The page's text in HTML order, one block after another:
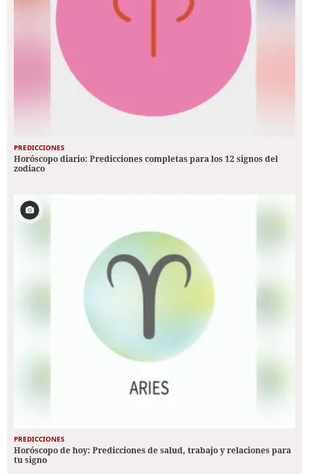
PREDICCIONES
Horóscopo diario: Predicciones completas para los 12 signos del
zodiaco
PREDICCIONES
Horóscopo de hoy: Predicciones de salud, trabajo y relaciones para
tu signo